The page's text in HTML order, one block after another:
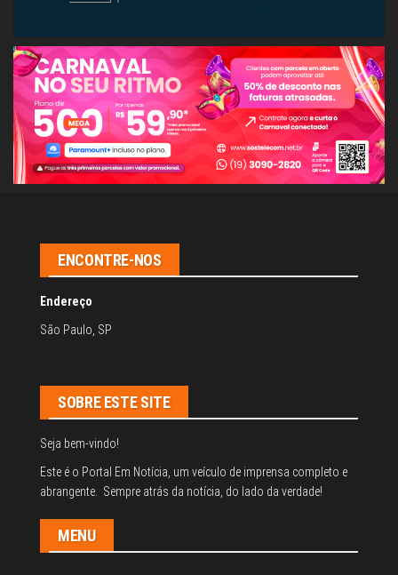
ENCONTRE-NOS
Endereço
São Paulo, SP
SOBRE ESTE SITE
Seja bem-vindo!
Este é o Portal Em Notícia, um veículo de imprensa completo e
abrangente. Sempre atrás da notícia, do lado da verdade!
MENU